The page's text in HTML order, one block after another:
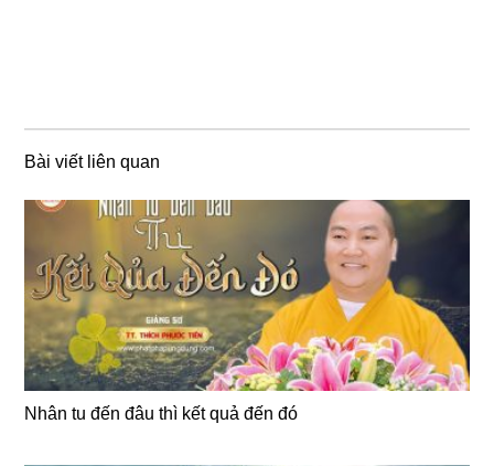
Bài viết liên quan
Nhân tu đến đâu thì kết quả đến đó